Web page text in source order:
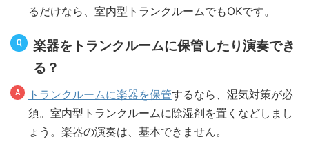
るだけなら、室内型トランクルームでもOKです。
楽器をトランクルームに保管したり演奏でき
る？
トランクルームに楽器を保管するなら、湿気対策が必
須。室内型トランクルームに除湿剤を置くなどしまし
ょう。楽器の演奏は、基本できません。